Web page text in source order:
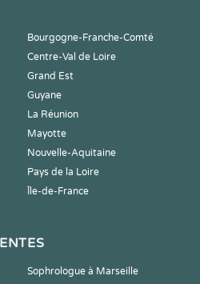
Bourgogne-Franche-Comté
Centre-Val de Loire
Grand Est
Guyane
La Réunion
Mayotte
Nouvelle-Aquitaine
Pays de la Loire
Île-de-France
Sophrologue à Marseille